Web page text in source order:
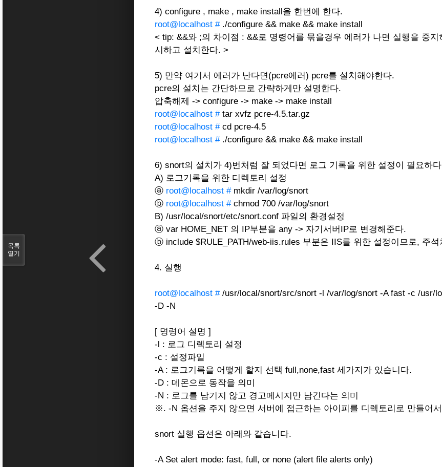
4) configure , make , make install을 한번에 한다.
root@localhost #./configure && make && make install
< tip: &&와 ;의 차이점 : &&로 명령어를 묶을경우 에러가 나면 실행을 중
시하고 설치한다. >
5) 만약 여기서 에러가 난다면(pcre에러) pcre를 설치해야한다.
pcre의 설치는 간단하므로 간략하게만 설명한다.
압축해제 -> configure -> make -> make install
root@localhost #tar xvfz pcre-4.5.tar.gz
root@localhost #cd pcre-4.5
root@localhost #./configure && make && make install
6) snort의 설치가 4)번처럼 잘 되었다면 로그 기록을 위한 설정이 필요하
A) 로그기록을 위한 디렉토리 설정
ⓐ root@localhost #mkdir /var/log/snort
ⓑ root@localhost #chmod 700 /var/log/snort
B) /usr/local/snort/etc/snort.conf 파일의 환경설정
ⓐ var HOME_NET 의 IP부분을 any -> 자기서버IP로 변경해준다.
ⓑ include $RULE_PATH/web-iis.rules 부분은 IIS를 위한 설정이므로, 주석
4. 실행
root@localhost #/usr/local/snort/src/snort -l /var/log/snort -A fast -c /usr/
-D -N
[ 명령어 설명 ]
-l : 로그 디렉토리 설정
-c : 설정파일
-A : 로그기록을 어떻게 할지 선택 full,none,fast 세가지가 있습니다.
-D : 데몬으로 동작을 의미
-N : 로그를 남기지 않고 경고메시지만 남긴다는 의미
※. -N 옵션을 주지 않으면 서버에 접근하는 아이피를 디렉토리로 만들어
snort 실행 옵션은 아래와 같습니다.
-A Set alert mode: fast, full, or none (alert file alerts only)
목록
열기